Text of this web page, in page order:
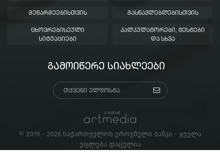
ᲛᲔᲬᲐᲠᲛᲔᲔᲑᲘᲡᲗᲕᲘᲡ ᲛᲐᲡᲬᲐᲕᲚᲔᲑᲚᲔᲑᲘᲡᲗᲕᲘᲡ
ᲪᲮᲝᲕᲠᲔᲑᲘᲡᲔᲣᲚᲘ
ᲡᲘᲢᲣᲐᲪᲘᲔᲑᲘ
ᲙᲐᲚᲙᲣᲚᲐᲢᲝᲠᲔᲑᲘ, ᲢᲔᲡᲢᲔᲑᲘ
ᲓᲐ ᲡᲮᲕᲐ
ᲒᲐᲛᲝᲘᲬᲔᲠᲔ ᲡᲘᲐᲮᲚᲔᲔᲑᲘ
created
© 2019 - 2026 საქართველოს ეროვნული ბანკი - ყველა
უფლება დაცულია